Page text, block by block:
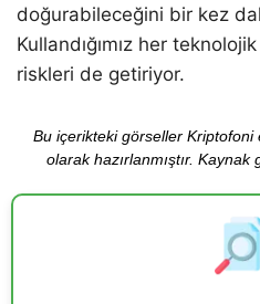
doğurabileceğini bir kez
Kullandığımız her
riskleri de getiriyor.
Bu içerikteki görseller Kriptofoni
olarak hazırlanmıştır.